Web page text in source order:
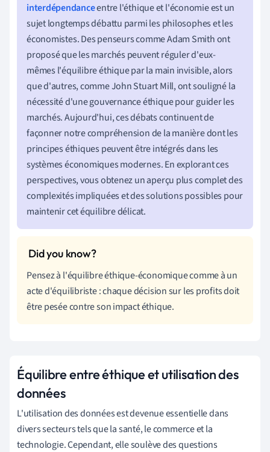
interdépendanceentre l'éthique et l'économie est un
sujet longtemps débattu parmi les philosophes et les
économistes. Des penseurs comme Adam Smith ont
proposé que les marchés peuvent réguler d'eux-
mêmes l'équilibre éthique par la main invisible, alors
que d'autres, comme John Stuart Mill, ont souligné la
nécessité d'une gouvernance éthique pour guider les
marchés. Aujourd'hui, ces débats continuent de
façonner notre compréhension de la manière dont les
principes éthiques peuvent être intégrés dans les
systèmes économiques modernes. En explorant ces
perspectives, vous obtenez un aperçu plus complet des
complexités impliquées et des solutions possibles pour
maintenir cet équilibre délicat.
Pensez à l'équilibre éthique-économique comme à un
acte d'équilibriste : chaque décision sur les profits doit
être pesée contre son impact éthique.
Équilibre entre éthique et utilisation des
données
L'utilisation des données est devenue essentielle dans
divers secteurs tels que la santé, le commerce et la
technologie. Cependant, elle soulève des questions